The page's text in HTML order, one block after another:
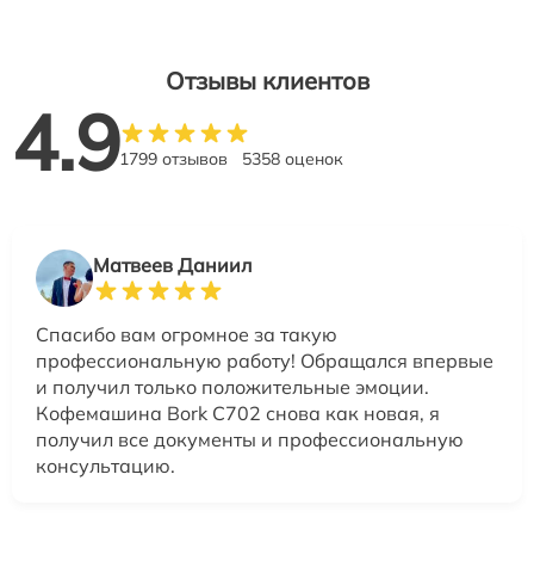
Отзывы клиентов
4.91799 отзывов 5358 оценок
Матвеев Даниил
Спасибо вам огромное за такую
профессиональную работу! Обращался впервые
и получил только положительные эмоции.
Кофемашина Bork C702 снова как новая, я
получил все документы и профессиональную
консультацию.